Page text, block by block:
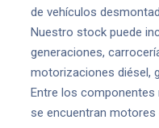
de vehículos
Nuestro stock puede
generaciones,
motorizaciones diésel,
Entre los
se encuentran